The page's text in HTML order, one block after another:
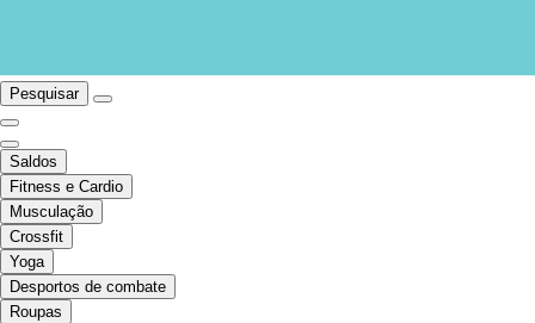
Pesquisar
Saldos
Fitness e Cardio
Musculação
Crossfit
Yoga
Desportos de combate
Roupas